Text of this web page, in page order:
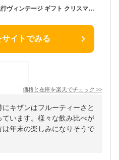
山梨の泡 5本セット 飲み比べ 現行ヴィンテージ ギフト クリスマス お歳暮 お祝い 誕生日 ありがとう 熨斗 プレゼント ワインセット 日本ワイン スパークリングワイン 泡 あわ 厳選 至極 wine 家飲み パーティー あす楽 送料無料
イトでみる
価格と在庫を楽天でチェック >>
キザンはフルーティーさと
います。様々な飲み比べが
年末の楽しみになりそうで